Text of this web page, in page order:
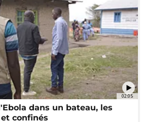
02:05
dans un bateau, les
confinés